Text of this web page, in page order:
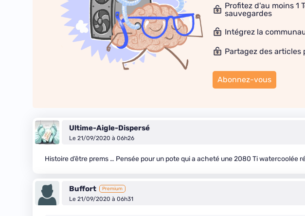
Profitez d'au moins 1
sauvegardes
Intégrez la
Partagez des
Abonnez-vous
Ultime-Aigle-Dispersé
Le 21/09/2020 à 06h26
Histoire d’être prems … Pensée pour un pote qui a acheté une 2080 Ti watercoolée
Buffort Premium
Le 21/09/2020 à 06h31